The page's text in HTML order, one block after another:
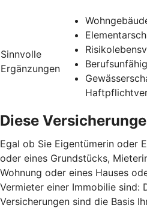
Sinnvolle
Ergänzungen
Diese
Egal ob Sie Eigentümerin oder
oder eines Grundstücks,
Wohnung oder eines Hauses
Vermieter einer Immobilie sind:
Versicherungen sind die Basis